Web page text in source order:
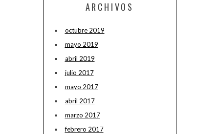
ARCHIVOS
octubre 2019
mayo 2019
abril 2019
julio 2017
mayo 2017
abril 2017
marzo 2017
febrero 2017